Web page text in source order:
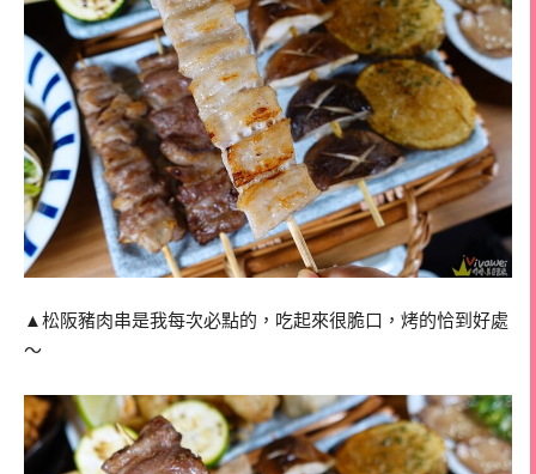
▲松阪豬肉串是我每次必點的，吃起來很脆口，烤的恰到好處
～